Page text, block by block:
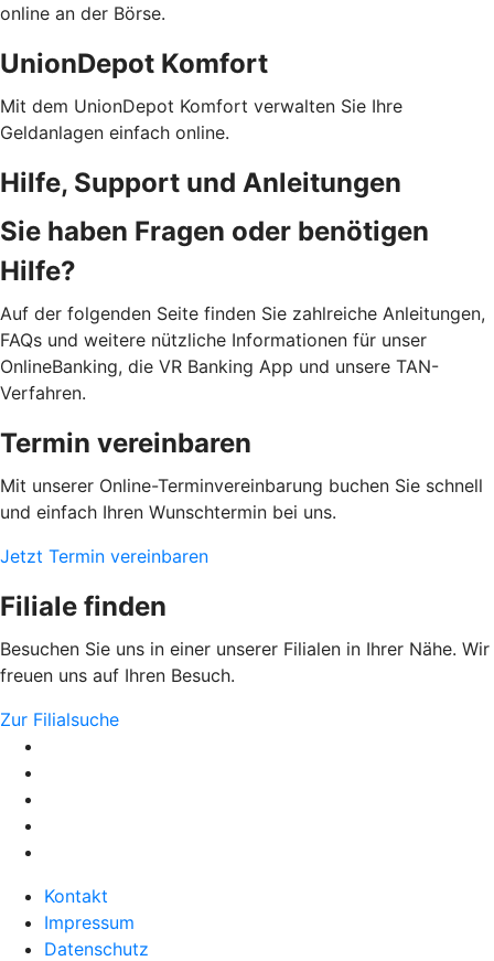
online an der Börse.
UnionDepot Komfort
Mit dem UnionDepot Komfort verwalten Sie Ihre
Geldanlagen einfach online.
Hilfe, Support und Anleitungen
Sie haben Fragen oder benötigen
Hilfe?
Auf der folgenden Seite finden Sie zahlreiche Anleitungen,
FAQs und weitere nützliche Informationen für unser
OnlineBanking, die VR Banking App und unsere TAN-
Verfahren.
Termin vereinbaren
Mit unserer Online-Terminvereinbarung buchen Sie schnell
und einfach Ihren Wunschtermin bei uns.
Jetzt Termin vereinbaren
Filiale finden
Besuchen Sie uns in einer unserer Filialen in Ihrer Nähe. Wir
freuen uns auf Ihren Besuch.
Zur Filialsuche
Kontakt
Impressum
Datenschutz